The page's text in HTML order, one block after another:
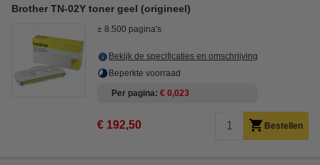
Brother TN-02Y toner geel (origineel)
± 8.500 pagina's
Bekijk de specificaties en omschrijving
Beperkte voorraad
Per pagina € 0,023
€ 192,50 Bestellen